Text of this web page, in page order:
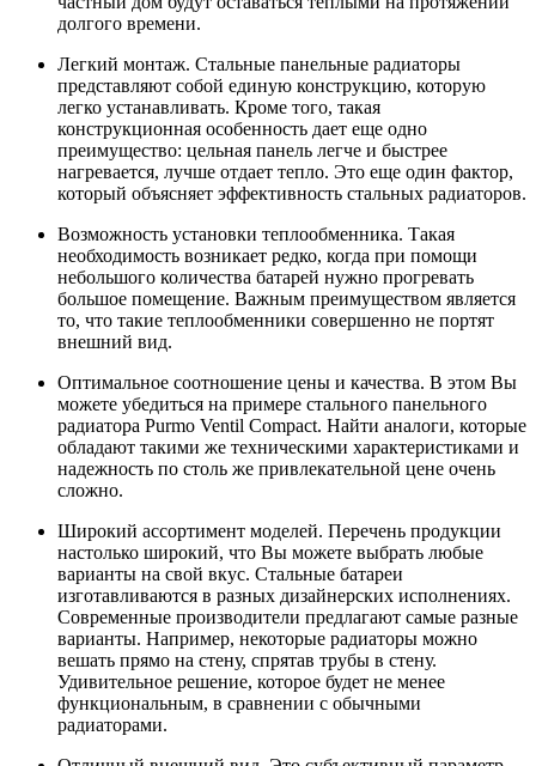
долгого времени.
Легкий монтаж. Стальные панельные радиаторы
представляют собой единую конструкцию, которую
легко устанавливать. Кроме того, такая
конструкционная особенность дает еще одно
преимущество: цельная панель легче и быстрее
нагревается, лучше отдает тепло. Это еще один фактор,
который объясняет эффективность стальных радиаторов.
Возможность установки теплообменника. Такая
необходимость возникает редко, когда при помощи
небольшого количества батарей нужно прогревать
большое помещение. Важным преимуществом является
то, что такие теплообменники совершенно не портят
внешний вид.
Оптимальное соотношение цены и качества. В этом Вы
можете убедиться на примере стального панельного
радиатора Purmo Ventil Compact. Найти аналоги, которые
обладают такими же техническими характеристиками и
надежность по столь же привлекательной цене очень
сложно.
Широкий ассортимент моделей. Перечень продукции
настолько широкий, что Вы можете выбрать любые
варианты на свой вкус. Стальные батареи
изготавливаются в разных дизайнерских исполнениях.
Современные производители предлагают самые разные
варианты. Например, некоторые радиаторы можно
вешать прямо на стену, спрятав трубы в стену.
Удивительное решение, которое будет не менее
функциональным, в сравнении с обычными
радиаторами.